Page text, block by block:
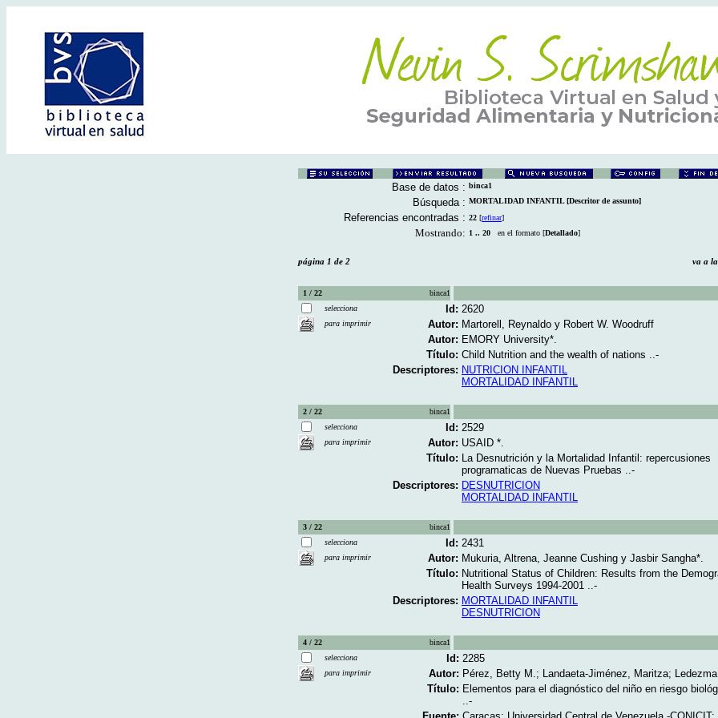
Base de datos : binca1
Búsqueda : MORTALIDAD INFANTIL [Descritor de assunto]
Referencias encontradas : 22 [refinar]
Mostrando: 1 .. 20 en el formato [Detallado]
página 1 de 2 va a
1 / 22
binca1
selecciona
para imprimir
Id: 2620
Autor: Martorell, Reynaldo y Robert W. Woodruff
Autor: EMORY University*.
Título: Child Nutrition and the wealth of nations ..-
Descriptores: NUTRICION INFANTIL
MORTALIDAD INFANTIL
2 / 22
binca1
selecciona
para imprimir
Id: 2529
Autor: USAID *.
Título: La Desnutrición y la Mortalidad Infantil: repercusiones
programaticas de Nuevas Pruebas ..-
Descriptores: DESNUTRICION
MORTALIDAD INFANTIL
3 / 22
binca1
selecciona
para imprimir
Id: 2431
Autor: Mukuria, Altrena, Jeanne Cushing y Jasbir Sangha*.
Título: Nutritional Status of Children: Results from the
Health Surveys 1994-2001 ..-
Descriptores: MORTALIDAD INFANTIL
DESNUTRICION
4 / 22
binca1
selecciona
para imprimir
Id: 2285
Autor: Pérez, Betty M.; Landaeta-Jiménez, Maritza;
Título: Elementos para el diagnóstico del niño en riesgo
..-